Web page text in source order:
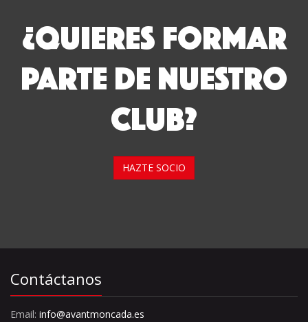
¿QUIERES FORMAR
PARTE DE NUESTRO
CLUB?
HAZTE SOCIO
Contáctanos
Email: info@avantmoncada.es